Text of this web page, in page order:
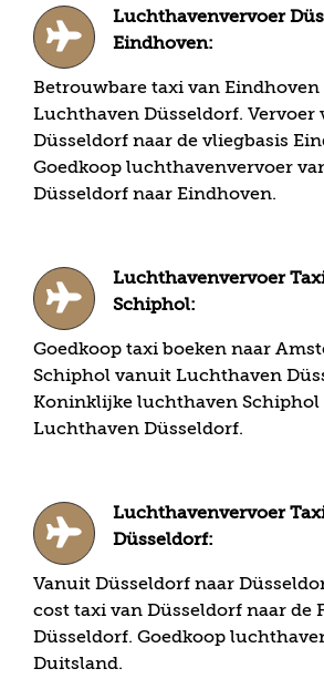
Luchthavenvervoer
Eindhoven:
Betrouwbare taxi van
Luchthaven Düsseldorf. Vervoer
Düsseldorf naar de vliegbasis
Goedkoop luchthavenvervoer
Düsseldorf naar Eindhoven.
Luchthavenvervoer
Schiphol:
Goedkoop taxi boeken naar
Schiphol vanuit Luchthaven
Koninklijke luchthaven
Luchthaven Düsseldorf.
Luchthavenvervoer
Düsseldorf:
Vanuit Düsseldorf naar
cost taxi van Düsseldorf naar de
Düsseldorf. Goedkoop
Duitsland.